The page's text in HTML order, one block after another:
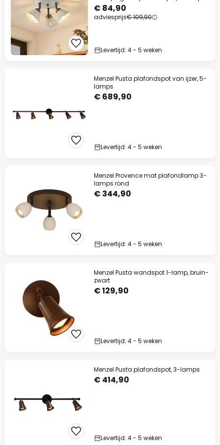
€ 84,90
adviesprijs€ 109,90
Levertijd: 4 - 5 weken
Menzel Pusta plafondspot van ijzer, 5-
lamps
€ 689,90
Levertijd: 4 - 5 weken
Menzel Provence mat plafondlamp 3-
lamps rond
€ 344,90
Levertijd: 4 - 5 weken
Menzel Pusta wandspot 1-lamp, bruin-
zwart
€ 129,90
Levertijd: 4 - 5 weken
Menzel Pusta plafondspot, 3-lamps
€ 414,90
Levertijd: 4 - 5 weken